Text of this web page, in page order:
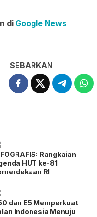
di Google News
SEBARKAN
Rangkaian
HUT ke-81
RI
dan E5 Memperkuat
Indonesia Menuju